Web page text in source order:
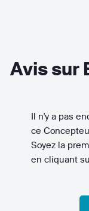
Avis sur
Il n'y a pas
ce
Soyez la
en cliquant